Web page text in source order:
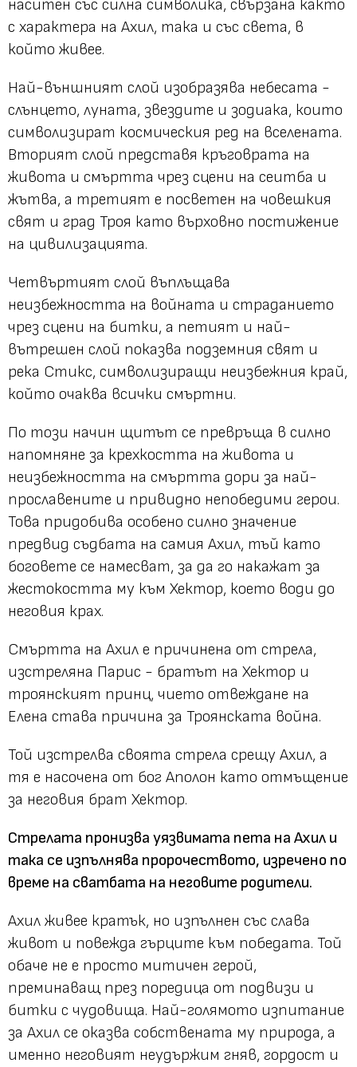
наситен със силна символика, свързана както
с характера на Ахил, така и със света, в
който живее.
Най-външният слой изобразява небесата -
слънцето, луната, звездите и зодиака, които
символизират космическия ред на вселената.
Вторият слой представя кръговрата на
живота и смъртта чрез сцени на сеитба и
жътва, а третият е посветен на човешкия
свят и град Троя като върховно постижение
на цивилизацията.
Четвъртият слой въплъщава
неизбежността на войната и страданието
чрез сцени на битки, а петият и най-
вътрешен слой показва подземния свят и
река Стикс, символизиращи неизбежния край,
който очаква всички смъртни.
По този начин щитът се превръща в силно
напомняне за крехкостта на живота и
неизбежността на смъртта дори за най-
прославените и привидно непобедими герои.
Това придобива особено силно значение
предвид съдбата на самия Ахил, тъй като
боговете се намесват, за да го накажат за
жестокостта му към Хектор, което води до
неговия крах.
Смъртта на Ахил е причинена от стрела,
изстреляна Парис - братът на Хектор и
троянският принц, чието отвеждане на
Елена става причина за Троянската война.
Той изстрелва своята стрела срещу Ахил, а
тя е насочена от бог Аполон като отмъщение
за неговия брат Хектор.
Стрелата пронизва уязвимата пета на Ахил и
така се изпълнява пророчеството, изречено по
време на сватбата на неговите родители.
Ахил живее кратък, но изпълнен със слава
живот и повежда гърците към победата. Той
обаче не е просто митичен герой,
преминаващ през поредица от подвизи и
битки с чудовища. Най-голямото изпитание
за Ахил се оказва собствената му природа, а
именно неговият неудържим гняв, гордост и